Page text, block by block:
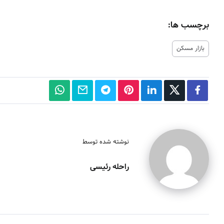
برچسب ها:
بازار مسکن
نوشته شده توسط
راحله رئیسی